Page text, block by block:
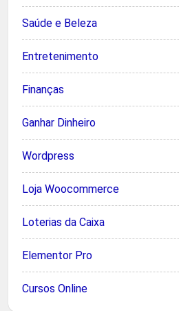
Saúde e Beleza
Entretenimento
Finanças
Ganhar Dinheiro
Wordpress
Loja Woocommerce
Loterias da Caixa
Elementor Pro
Cursos Online